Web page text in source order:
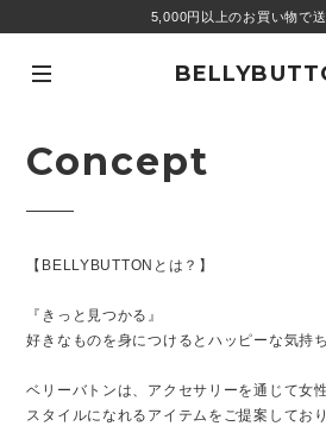
5,000円以上のお買い物で送
Concept
【BELLYBUTTONとは？】
『きっと見つかる』
好きなものを身につけるとハッピーな気持
ベリーバトンは、アクセサリーを通じて女
スタイルになれるアイテムをご提案しており